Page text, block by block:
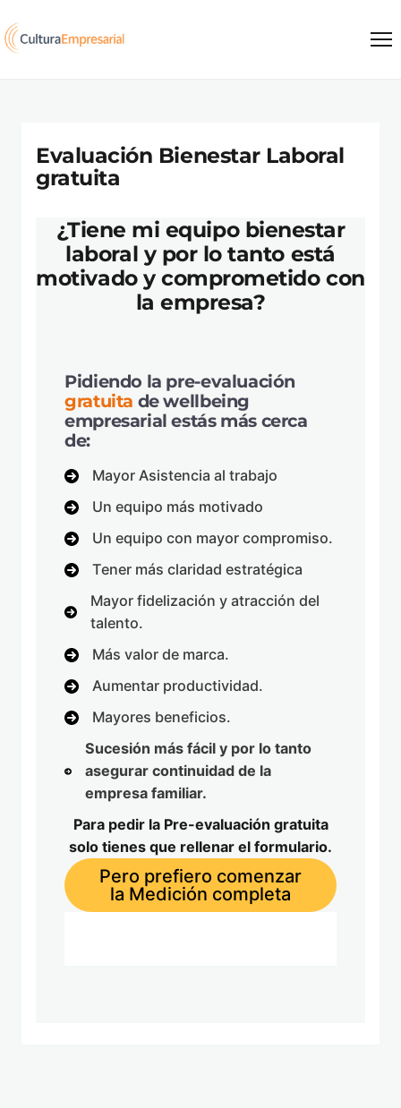
Evaluación Bienestar Laboral
gratuita
¿Tiene mi equipo bienestar
laboral y por lo tanto está
motivado y comprometido con
la empresa?
Pidiendo la pre-evaluación
gratuita de wellbeing
empresarial estás más cerca
de:
Mayor Asistencia al trabajo
Un equipo más motivado
Un equipo con mayor compromiso.
Tener más claridad estratégica
Mayor fidelización y atracción del
talento.
Más valor de marca.
Aumentar productividad.
Mayores beneficios.
Sucesión más fácil y por lo tanto
asegurar continuidad de la
empresa familiar.
Para pedir la Pre-evaluación gratuita
solo tienes que rellenar el formulario.
Pero prefiero comenzar
la Medición completa